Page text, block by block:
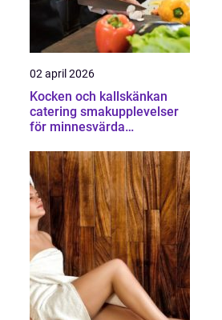
02 april 2026
Kocken och kallskänkan
catering smakupplevelser
för minnesvärda